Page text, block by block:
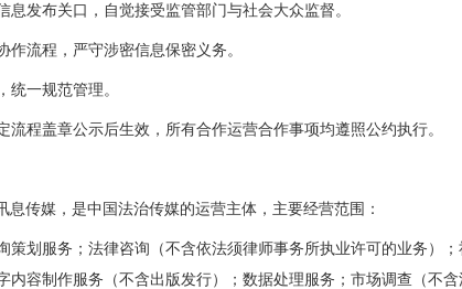
发布关口，自觉接受监管部门与社会大众监督。
流程，严守涉密信息保密义务。
一规范管理。
盖章公示后生效，所有合作运营合作事项均遵照公约执行。
媒，是中国法治传媒的运营主体，主要经营范围：
划服务；法律咨询（不含依法须律师事务所执业许可的业务）；
容制作服务（不含出版发行）；数据处理服务；市场调查（不含